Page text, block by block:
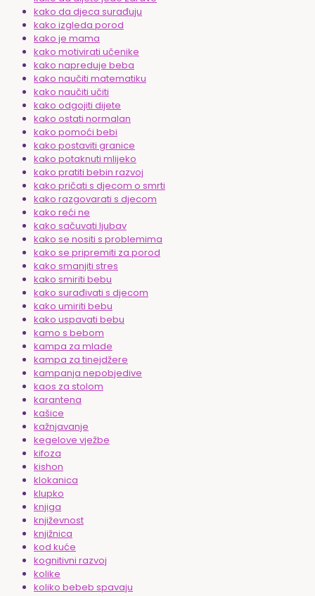
kako da djeca surađuju
kako izgleda porod
kako je mama
kako motivirati učenike
kako napreduje beba
kako naučiti matematiku
kako naučiti učiti
kako odgojiti dijete
kako ostati normalan
kako pomoći bebi
kako postaviti granice
kako potaknuti mlijeko
kako pratiti bebin razvoj
kako pričati s djecom o smrti
kako razgovarati s djecom
kako reći ne
kako sačuvati ljubav
kako se nositi s problemima
kako se pripremiti za porod
kako smanjiti stres
kako smiriti bebu
kako surađivati s djecom
kako umiriti bebu
kako uspavati bebu
kamo s bebom
kampa za mlade
kampa za tinejdžere
kampanja nepobjedive
kaos za stolom
karantena
kašice
kažnjavanje
kegelove vježbe
kifoza
kishon
klokanica
klupko
knjiga
književnost
knjižnica
kod kuće
kognitivni razvoj
kolike
koliko bebeb spavaju